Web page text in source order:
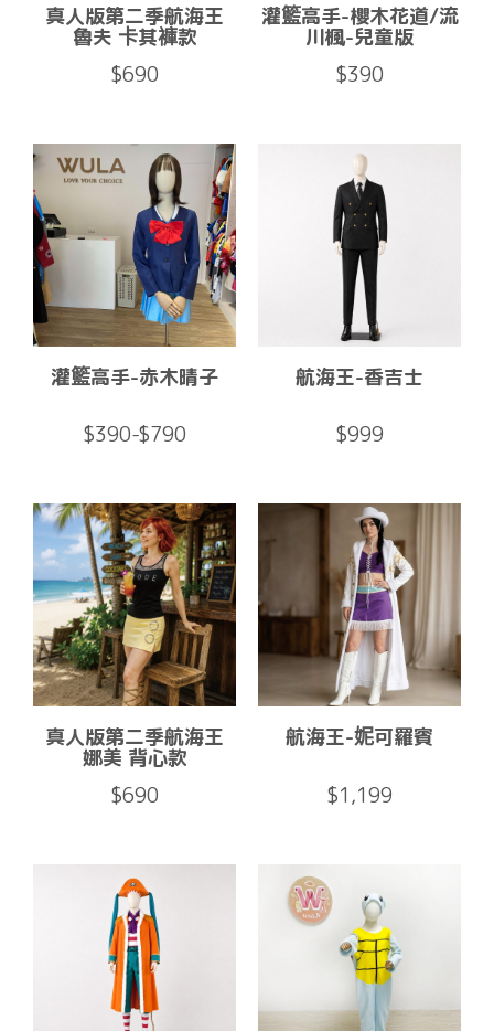
真人版第二季航海王
魯夫 卡其褲款
$690
灌籃高手-櫻木花道/流
川楓-兒童版
$390
灌籃高手-赤木晴子
$390-$790
航海王-香吉士
$999
真人版第二季航海王
娜美 背心款
$690
航海王-妮可羅賓
$1,199